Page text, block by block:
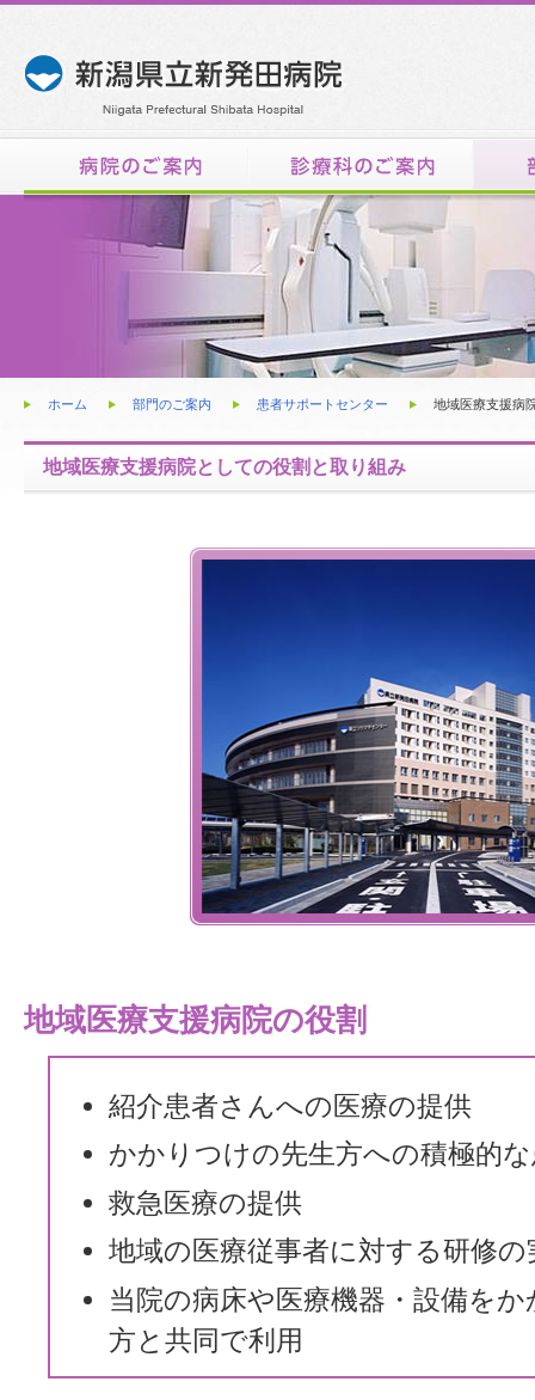
内
ホーム 部門のご案内 患者サポートセンター 地域医療支援病
地域医療支援病院としての役割と取り組み
地域医療支援病院の役割
紹介患者さんへの医療の提供
かかりつけの先生方への積極的
救急医療の提供
地域の医療従事者に対する研修の
当院の病床や医療機器・設備を
方と共同で利用